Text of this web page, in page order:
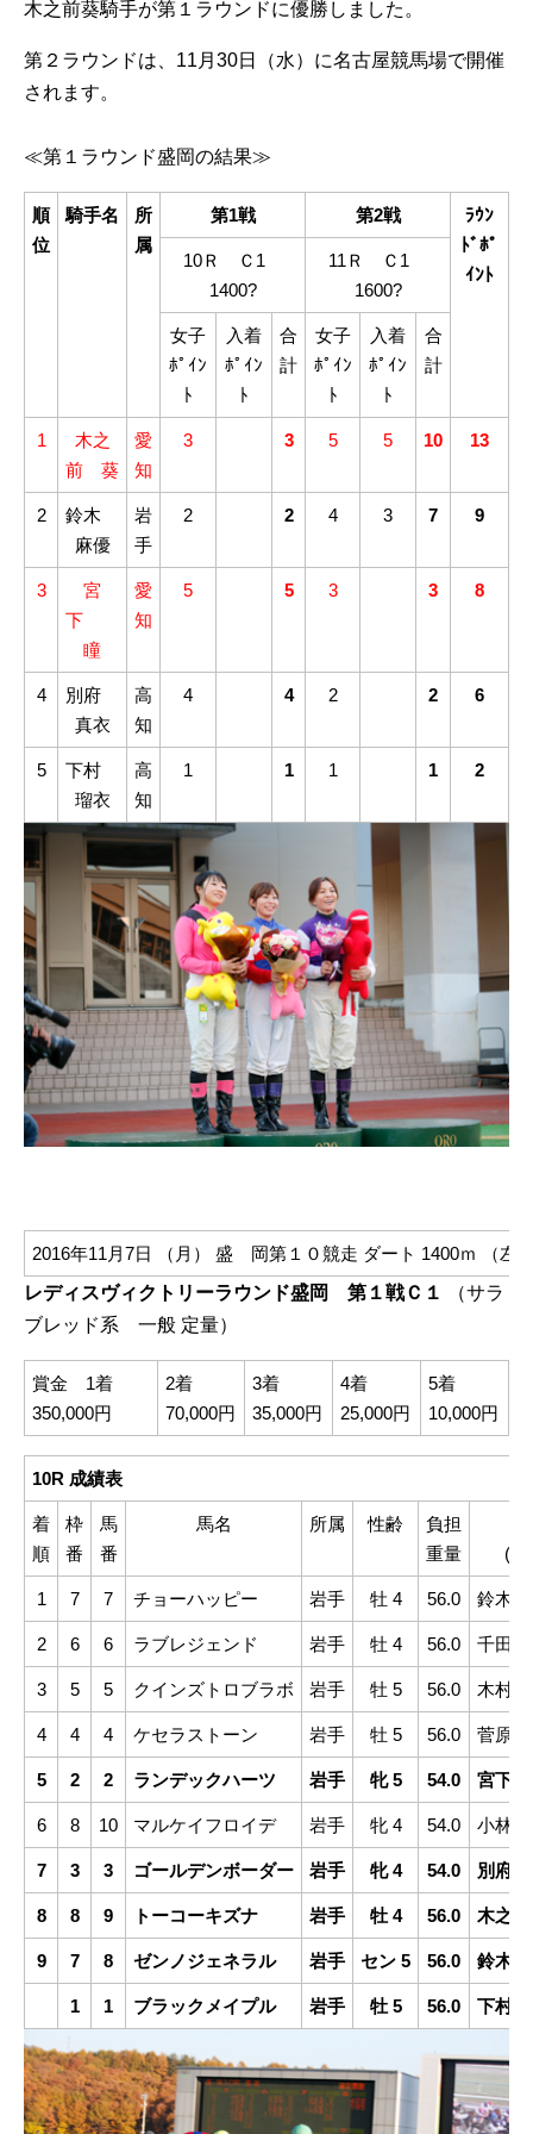
木之前葵騎手が第１ラウンドに優勝しました。
第２ラウンドは、11月30日（水）に名古屋競馬場で開催
されます。
≪第１ラウンド盛岡の結果≫
順
位
騎手名
所
属
第1戦 第2戦
ﾗｳﾝ
ﾄﾞﾎﾟ
ｲﾝﾄ
10Ｒ Ｃ1
1400?
11Ｒ Ｃ1
1600?
女子
ﾎﾟｲﾝ
ﾄ
入着
ﾎﾟｲﾝ
ﾄ
合
計
女子
ﾎﾟｲﾝ
ﾄ
入着
ﾎﾟｲﾝ
ﾄ
合
計
1
木之
前 葵
愛
知
3 3 5 5 10 13
2
鈴木
麻優
岩
手
2 2 4 3 7 9
3
宮
下
瞳
愛
知
5 5 3 3 8
4
別府
真衣
高
知
4 4 2 2 6
5
下村
瑠衣
高
知
1 1 1 1 2
2016年11月7日 （月） 盛 岡第１０競走 ダート 1400ｍ （左
レディスヴィクトリーラウンド盛岡 第１戦Ｃ１
（サラ
ブレッド系 一般 定量）
賞金 1着
350,000円
2着
70,000円
3着
35,000円
4着
25,000円
5着
10,000円
10R 成績表
着
順
枠
番
馬
番
馬名 所属 性齢
負担
重量
(所
1 7 7 チョーハッピー 岩手 牡 4 56.0 鈴木
2 6 6 ラブレジェンド 岩手 牡 4 56.0 千田
3 5 5 クインズトロブラボ 岩手 牡 5 56.0 木村
4 4 4 ケセラストーン 岩手 牡 5 56.0 菅原
5 2 2 ランデックハーツ 岩手 牝 5 54.0 宮下
6 8 10 マルケイフロイデ 岩手 牝 4 54.0 小林
7 3 3 ゴールデンボーダー 岩手 牝 4 54.0 別府
8 8 9 トーコーキズナ 岩手 牡 4 56.0 木之
9 7 8 ゼンノジェネラル 岩手 セン 5 56.0 鈴木
1 1 ブラックメイプル 岩手 牡 5 56.0 下村